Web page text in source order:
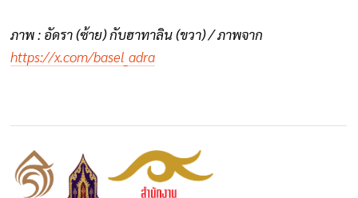
ภาพ : อัดรา (ซ้าย) กับฮาทาลิน (ขวา) / ภาพจาก
https://x.com/basel_adra